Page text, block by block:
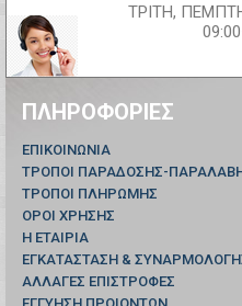
ΤΡΙΤΗ,
ΠΛΗΡΟΦΟΡΊΕΣ
ΕΠΙΚΟΙΝΩΝΊΑ
ΤΡΟΠΟΙ ΠΑΡΑΔΟΣΗΣ-
ΤΡΟΠΟΙ ΠΛΗΡΩΜΗΣ
ΟΡΟΙ ΧΡΗΣΗΣ
Η ΕΤΑΙΡΙΑ
ΕΓΚΑΤΑΣΤΑΣΗ &
ΑΛΛΑΓΕΣ ΕΠΙΣΤΡΟΦΕΣ